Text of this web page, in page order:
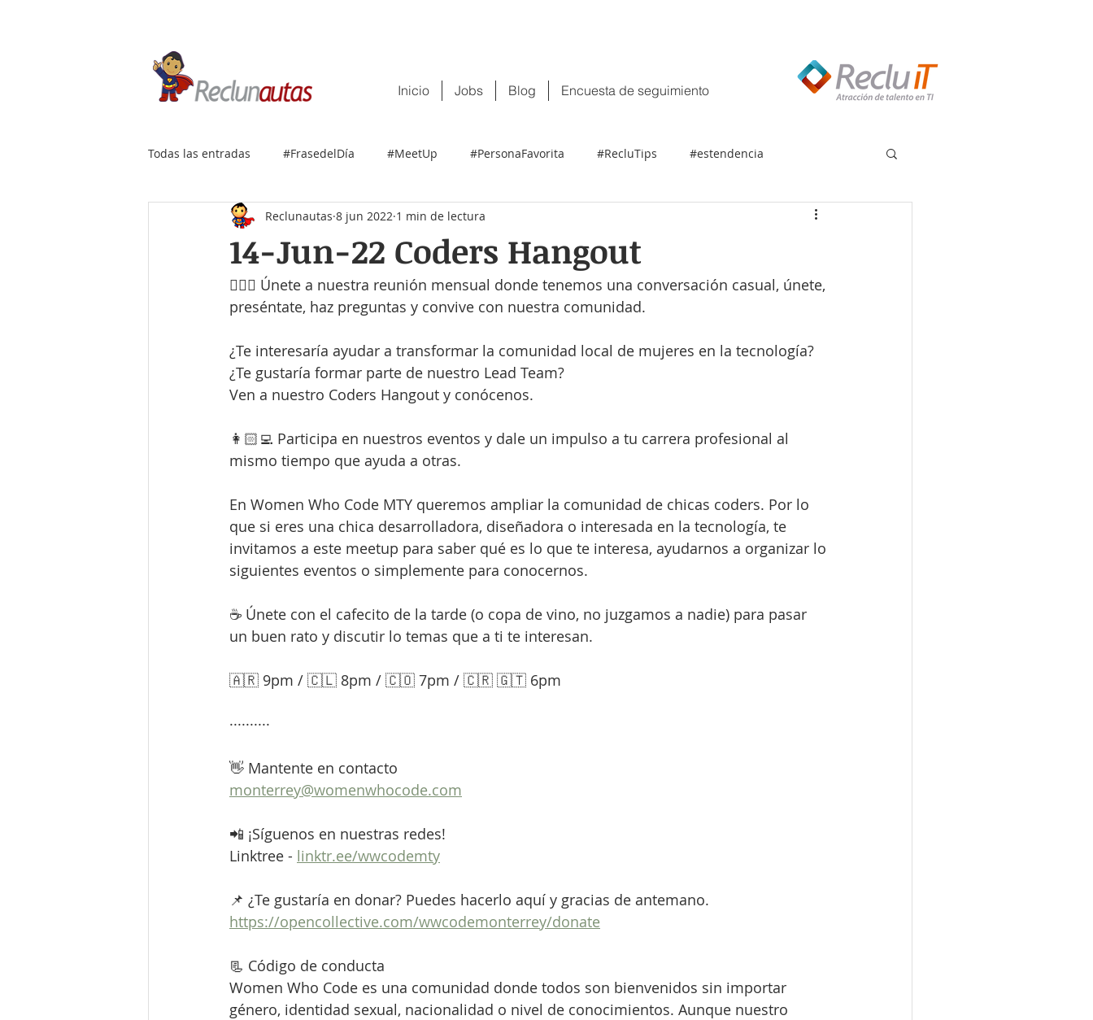
Inicio Jobs Blog Encuesta de seguimiento
Todas las entradas #FrasedelDía #MeetUp #PersonaFavorita #RecluTips #estendencia
14-Jun-22 Coders Hangout
Reclunautas 8 jun 2022 1 min de lectura
🙋🏻‍♀️ Únete a nuestra reunión mensual donde tenemos una conversación casual, únete,
preséntate, haz preguntas y convive con nuestra comunidad.
¿Te interesaría ayudar a transformar la comunidad local de mujeres en la tecnología?
¿Te gustaría formar parte de nuestro Lead Team?
Ven a nuestro Coders Hangout y conócenos.
👩🏻‍💻 Participa en nuestros eventos y dale un impulso a tu carrera profesional al
mismo tiempo que ayuda a otras.
En Women Who Code MTY queremos ampliar la comunidad de chicas coders. Por lo
que si eres una chica desarrolladora, diseñadora o interesada en la tecnología, te
invitamos a este meetup para saber qué es lo que te interesa, ayudarnos a organizar lo
siguientes eventos o simplemente para conocernos.
☕ Únete con el cafecito de la tarde (o copa de vino, no juzgamos a nadie) para pasar
un buen rato y discutir lo temas que a ti te interesan.
🇦🇷 9pm / 🇨🇱 8pm / 🇨🇴 7pm / 🇨🇷 🇬🇹 6pm
··········
👋 Mantente en contacto
monterrey@womenwhocode.com
📲 ¡Síguenos en nuestras redes!
Linktree - linktr.ee/wwcodemty
📌 ¿Te gustaría en donar? Puedes hacerlo aquí y gracias de antemano.
https://opencollective.com/wwcodemonterrey/donate
📃 Código de conducta
Women Who Code es una comunidad donde todos son bienvenidos sin importar
género, identidad sexual, nacionalidad o nivel de conocimientos. Aunque nuestro